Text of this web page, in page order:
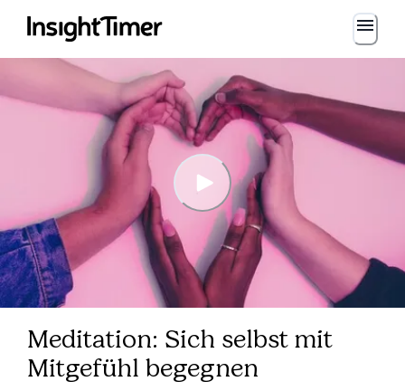
Meditation: Sich selbst mit
Mitgefühl begegnen